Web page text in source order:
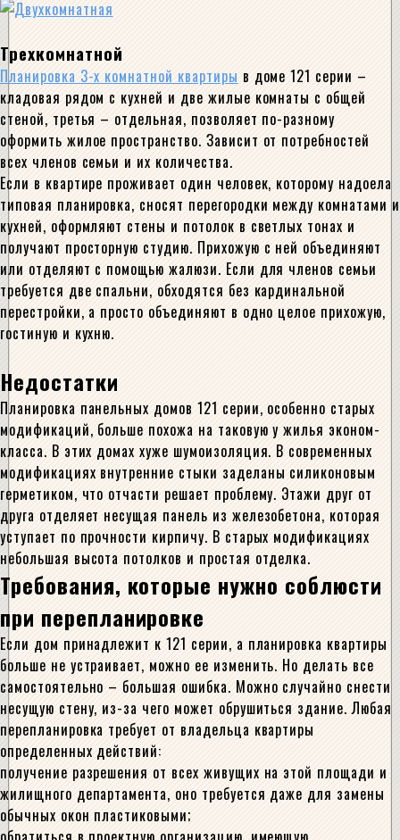
Трехкомнатной
Планировка 3-х комнатной квартиры в доме 121 серии –
кладовая рядом с кухней и две жилые комнаты с общей
стеной, третья – отдельная, позволяет по-разному
оформить жилое пространство. Зависит от потребностей
всех членов семьи и их количества.
Если в квартире проживает один человек, которому надоела
типовая планировка, сносят перегородки между комнатами и
кухней, оформляют стены и потолок в светлых тонах и
получают просторную студию. Прихожую с ней объединяют
или отделяют с помощью жалюзи. Если для членов семьи
требуется две спальни, обходятся без кардинальной
перестройки, а просто объединяют в одно целое прихожую,
гостиную и кухню.
Недостатки
Планировка панельных домов 121 серии, особенно старых
модификаций, больше похожа на таковую у жилья эконом-
класса. В этих домах хуже шумоизоляция. В современных
модификациях внутренние стыки заделаны силиконовым
герметиком, что отчасти решает проблему. Этажи друг от
друга отделяет несущая панель из железобетона, которая
уступает по прочности кирпичу. В старых модификациях
небольшая высота потолков и простая отделка.
Требования, которые нужно соблюсти
при перепланировке
Если дом принадлежит к 121 серии, а планировка квартиры
больше не устраивает, можно ее изменить. Но делать все
самостоятельно – большая ошибка. Можно случайно снести
несущую стену, из-за чего может обрушиться здание. Любая
перепланировка требует от владельца квартиры
определенных действий:
получение разрешения от всех живущих на этой площади и
жилищного департамента, оно требуется даже для замены
обычных окон пластиковыми;